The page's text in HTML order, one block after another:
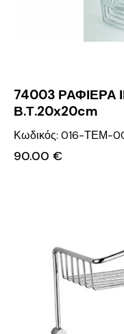
74003 ΡΑΦΙΕΡΑ
Β.Τ.20x20cm
Κωδικός: 016-ΤΕΜ-
90.00 €